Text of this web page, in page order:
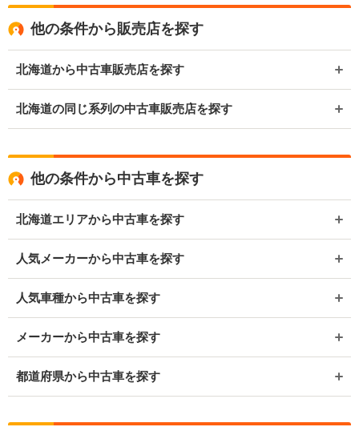
他の条件から販売店を探す
北海道から中古車販売店を探す
北海道の同じ系列の中古車販売店を探す
他の条件から中古車を探す
北海道エリアから中古車を探す
人気メーカーから中古車を探す
人気車種から中古車を探す
メーカーから中古車を探す
都道府県から中古車を探す